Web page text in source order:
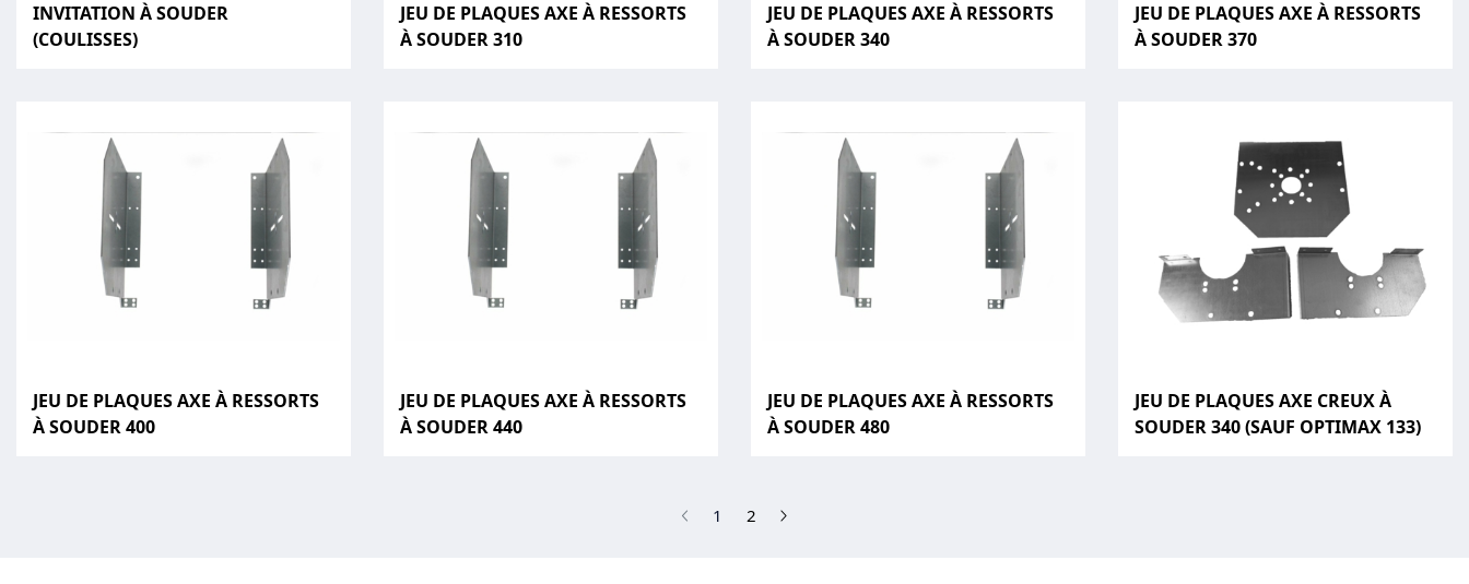
INVITATION À SOUDER
(COULISSES)
JEU DE PLAQUES AXE À RESSORTS
À SOUDER 310
JEU DE PLAQUES AXE À RESSORTS
À SOUDER 340
JEU DE PLAQUES AXE À RESSORTS
À SOUDER 370
JEU DE PLAQUES AXE À RESSORTS
À SOUDER 400
JEU DE PLAQUES AXE À RESSORTS
À SOUDER 440
JEU DE PLAQUES AXE À RESSORTS
À SOUDER 480
JEU DE PLAQUES AXE CREUX À
SOUDER 340 (SAUF OPTIMAX 133)
1 (current)
2